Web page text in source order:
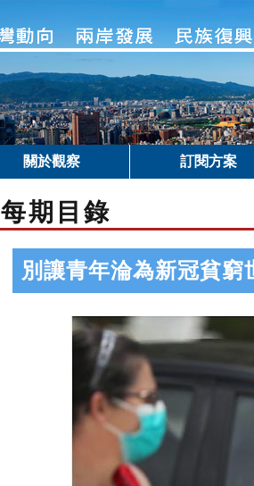
關於觀察 訂閱方案
每期目錄
別讓青年淪為新冠貧窮